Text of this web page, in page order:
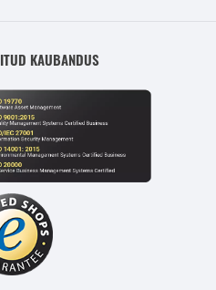
KAUBANDUS